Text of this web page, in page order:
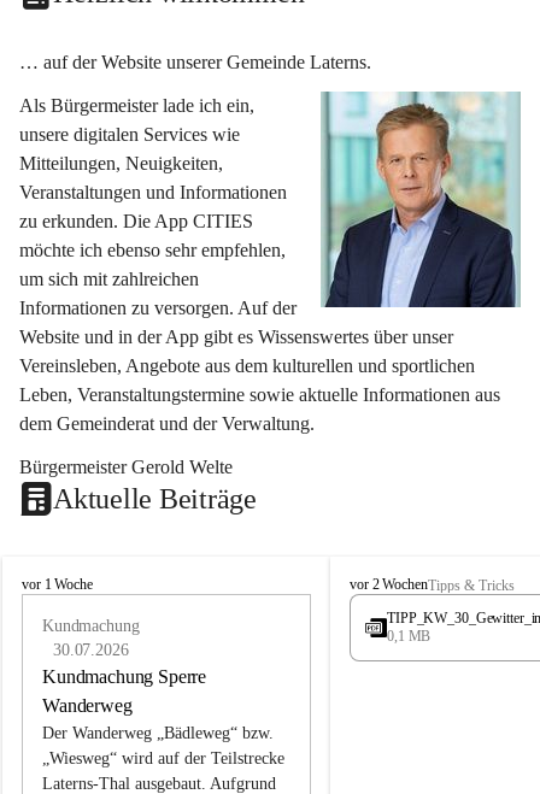
… auf der Website unserer Gemeinde Laterns.
Als Bürgermeister lade ich ein,
unsere digitalen Services wie
Mitteilungen, Neuigkeiten,
Veranstaltungen und Informationen
zu erkunden. Die App CITIES
möchte ich ebenso sehr empfehlen,
um sich mit zahlreichen
Informationen zu versorgen. Auf der
Website und in der App gibt es Wissenswertes über unser
Vereinsleben, Angebote aus dem kulturellen und sportlichen
Leben, Veranstaltungstermine sowie aktuelle Informationen aus
dem Gemeinderat und der Verwaltung.
Bürgermeister Gerold Welte
Aktuelle Beiträge
L
vor 1 Woche
Kundmachung
30.07.2026
Kundmachung Sperre
Wanderweg
Der Wanderweg „Bädleweg“ bzw.
„Wiesweg“ wird auf der Teilstrecke
Laterns-Thal ausgebaut. Aufgrund
L
a
e
vor 2 WochenTipps & Tricks
0,1 MB